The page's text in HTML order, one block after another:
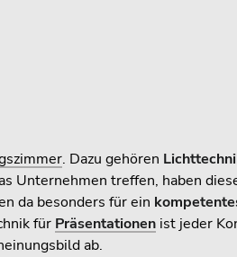
. Dazu gehören
Unternehmen treffen, haben
da besonders für ein
für Präsentationen ist jeder
ab.